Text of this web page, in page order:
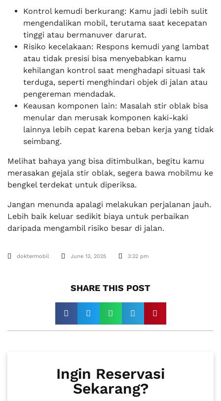
Kontrol kemudi berkurang: Kamu jadi lebih sulit
mengendalikan mobil, terutama saat kecepatan
tinggi atau bermanuver darurat.
Risiko kecelakaan: Respons kemudi yang lambat
atau tidak presisi bisa menyebabkan kamu
kehilangan kontrol saat menghadapi situasi tak
terduga, seperti menghindari objek di jalan atau
pengereman mendadak.
Keausan komponen lain: Masalah stir oblak bisa
menular dan merusak komponen kaki-kaki
lainnya lebih cepat karena beban kerja yang tidak
seimbang.
Melihat bahaya yang bisa ditimbulkan, begitu kamu
merasakan gejala stir oblak, segera bawa mobilmu ke
bengkel terdekat untuk diperiksa.
Jangan menunda apalagi melakukan perjalanan jauh.
Lebih baik keluar sedikit biaya untuk perbaikan
daripada mengambil risiko besar di jalan.
doktermobil June 13, 2025 3:32 pm
SHARE THIS POST​
Ingin Reservasi
Sekarang?